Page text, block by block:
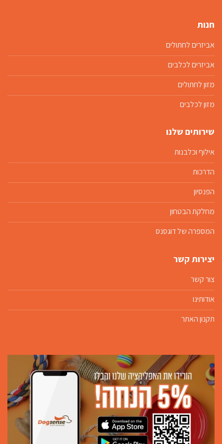
חנות
אביזרים לחתולים
אביזרים לכלבים
מזון לחתולים
מזון לכלבים
שירותים שלנו
אילוף וכלבנות
הדרכות
הפנסיון
מחלקת הבטחון
המספרה של דוגסנס
יצירות קשר
צור קשר
אודותינו
תקנון האתר